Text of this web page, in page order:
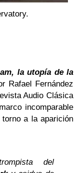
la utopía de la
Rafael Fernández
Audio Clásica
incomparable
a la aparición
del